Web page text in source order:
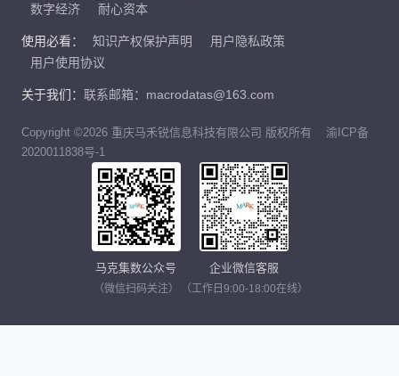
数字经济
耐心资本
使用必看： 知识产权保护声明
用户隐私政策
用户使用协议
关于我们： 联系邮箱：macrodatas@163.com
Copyright ©2026 重庆马禾锐信息科技有限公司 版权所有
渝ICP备
2020011838号-1
马克集数公众号
（微信扫码关注）
企业微信客服
（工作日9:00-18:00在线）